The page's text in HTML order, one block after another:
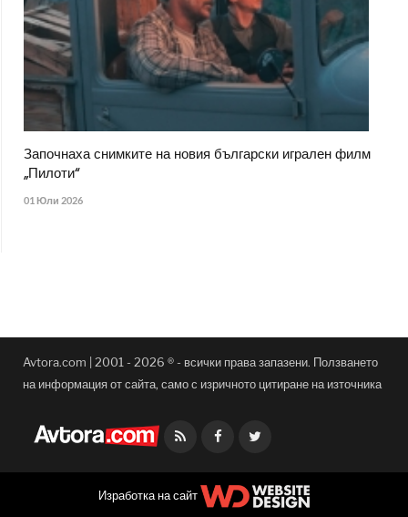
Започнаха снимките на новия български игрален филм
„Пилоти“
01 Юли 2026
Avtora.com | 2001 - 2026 ® - всички права запазени. Ползването
на информация от сайта, само с изричното цитиране на източника
Facebook
Изработка на сайт